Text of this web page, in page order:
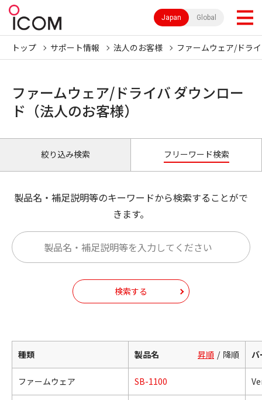
Japan Global
トップ サポート情報 法人のお客様 ファームウェア/ドラ
ファームウェア/ドライバ ダウンロー
ド（法人のお客様）
絞り込み検索 フリーワード検索
製品名・補足説明等のキーワードから検索することがで
きます。
検索する
種類 製品名 昇順 降順 バ
ファームウェア SB-1100